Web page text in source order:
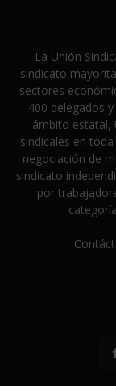
La Unión
sindicato
sectores
400 delegados
ámbito estatal,
sindicales en
negociación de
sindicato
por